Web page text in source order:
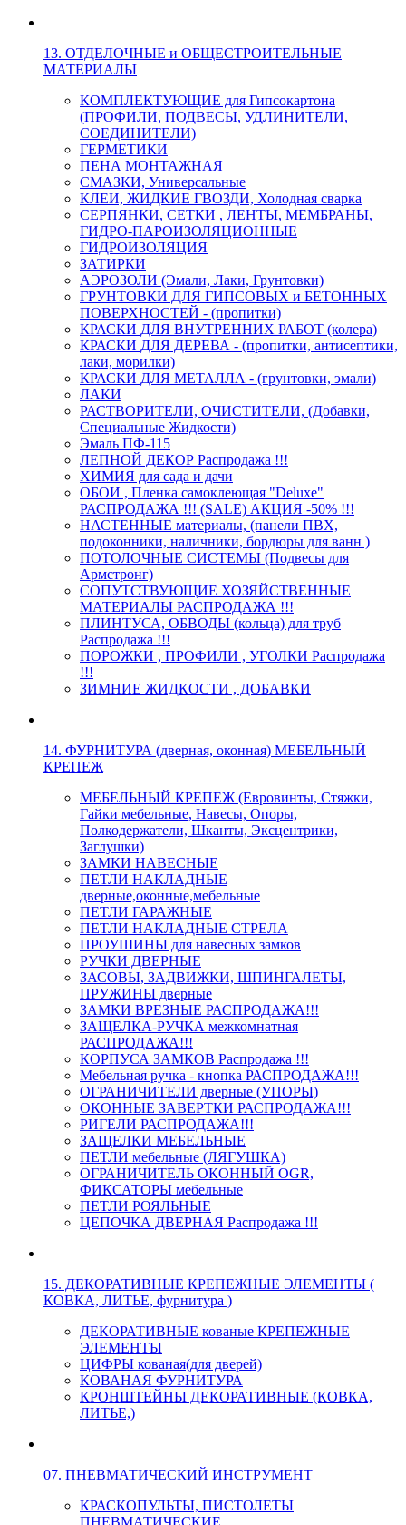
13. ОТДЕЛОЧНЫЕ и ОБЩЕСТРОИТЕЛЬНЫЕ
МАТЕРИАЛЫ
КОМПЛЕКТУЮЩИЕ для Гипсокартона
(ПРОФИЛИ, ПОДВЕСЫ, УДЛИНИТЕЛИ,
СОЕДИНИТЕЛИ)
ГЕРМЕТИКИ
ПЕНА МОНТАЖНАЯ
СМАЗКИ, Универсальные
КЛЕИ, ЖИДКИЕ ГВОЗДИ, Холодная сварка
СЕРПЯНКИ, СЕТКИ , ЛЕНТЫ, МЕМБРАНЫ,
ГИДРО-ПАРОИЗОЛЯЦИОННЫЕ
ГИДРОИЗОЛЯЦИЯ
ЗАТИРКИ
АЭРОЗОЛИ (Эмали, Лаки, Грунтовки)
ГРУНТОВКИ ДЛЯ ГИПСОВЫХ и БЕТОННЫХ
ПОВЕРХНОСТЕЙ - (пропитки)
КРАСКИ ДЛЯ ВНУТРЕННИХ РАБОТ (колера)
КРАСКИ ДЛЯ ДЕРЕВА - (пропитки, антисептики,
лаки, морилки)
КРАСКИ ДЛЯ МЕТАЛЛА - (грунтовки, эмали)
ЛАКИ
РАСТВОРИТЕЛИ, ОЧИСТИТЕЛИ, (Добавки,
Специальные Жидкости)
Эмаль ПФ-115
ЛЕПНОЙ ДЕКОР Распродажа !!!
ХИМИЯ для сада и дачи
ОБОИ , Пленка самоклеющая "Deluxe"
РАСПРОДАЖА !!! (SALE) АКЦИЯ -50% !!!
НАСТЕННЫЕ материалы, (панели ПВХ,
подоконники, наличники, бордюры для ванн )
ПОТОЛОЧНЫЕ СИСТЕМЫ (Подвесы для
Армстронг)
СОПУТСТВУЮЩИЕ ХОЗЯЙСТВЕННЫЕ
МАТЕРИАЛЫ РАСПРОДАЖА !!!
ПЛИНТУСА, ОБВОДЫ (кольца) для труб
Распродажа !!!
ПОРОЖКИ , ПРОФИЛИ , УГОЛКИ Распродажа
!!!
ЗИМНИЕ ЖИДКОСТИ , ДОБАВКИ
14. ФУРНИТУРА (дверная, оконная) МЕБЕЛЬНЫЙ
КРЕПЕЖ
МЕБЕЛЬНЫЙ КРЕПЕЖ (Евровинты, Стяжки,
Гайки мебельные, Навесы, Опоры,
Полкодержатели, Шканты, Эксцентрики,
Заглушки)
ЗАМКИ НАВЕСНЫЕ
ПЕТЛИ НАКЛАДНЫЕ
дверные,оконные,мебельные
ПЕТЛИ ГАРАЖНЫЕ
ПЕТЛИ НАКЛАДНЫЕ СТРЕЛА
ПРОУШИНЫ для навесных замков
РУЧКИ ДВЕРНЫЕ
ЗАСОВЫ, ЗАДВИЖКИ, ШПИНГАЛЕТЫ,
ПРУЖИНЫ дверные
ЗАМКИ ВРЕЗНЫЕ РАСПРОДАЖА!!!
ЗАЩЕЛКА-РУЧКА межкомнатная
РАСПРОДАЖА!!!
КОРПУСА ЗАМКОВ Распродажа !!!
Мебельная ручка - кнопка РАСПРОДАЖА!!!
ОГРАНИЧИТЕЛИ дверные (УПОРЫ)
ОКОННЫЕ ЗАВЕРТКИ РАСПРОДАЖА!!!
РИГЕЛИ РАСПРОДАЖА!!!
ЗАЩЕЛКИ МЕБЕЛЬНЫЕ
ПЕТЛИ мебельные (ЛЯГУШКА)
ОГРАНИЧИТЕЛЬ ОКОННЫЙ OGR,
ФИКСАТОРЫ мебельные
ПЕТЛИ РОЯЛЬНЫЕ
ЦЕПОЧКА ДВЕРНАЯ Распродажа !!!
15. ДЕКОРАТИВНЫЕ КРЕПЕЖНЫЕ ЭЛЕМЕНТЫ (
КОВКА, ЛИТЬЕ, фурнитура )
ДЕКОРАТИВНЫЕ кованые КРЕПЕЖНЫЕ
ЭЛЕМЕНТЫ
ЦИФРЫ кованая(для дверей)
КОВАНАЯ ФУРНИТУРА
КРОНШТЕЙНЫ ДЕКОРАТИВНЫЕ (КОВКА,
ЛИТЬЕ,)
07. ПНЕВМАТИЧЕСКИЙ ИНСТРУМЕНТ
КРАСКОПУЛЬТЫ, ПИСТОЛЕТЫ
ПНЕВМАТИЧЕСКИЕ